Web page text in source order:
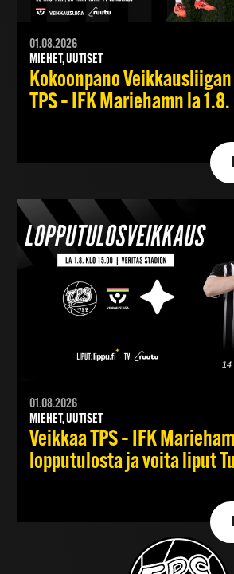
01.08.2026
MIEHET, UUTISET
Kokoonpano
TPS – IFK Mariehamn la
01.08.2026
MIEHET, UUTISET
Veikkaa TPS – IFK
lopputulosta ja voita liput